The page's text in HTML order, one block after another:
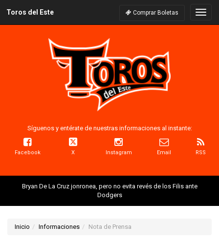
Toros del Este Comprar Boletas
Síguenos y entérate de nuestras informaciones al instante:
Facebook X Instagram Email RSS
Bryan De La Cruz jonronea, pero no evita revés de los Filis ante
Dodgers
Inicio Informaciones Nota de Prensa